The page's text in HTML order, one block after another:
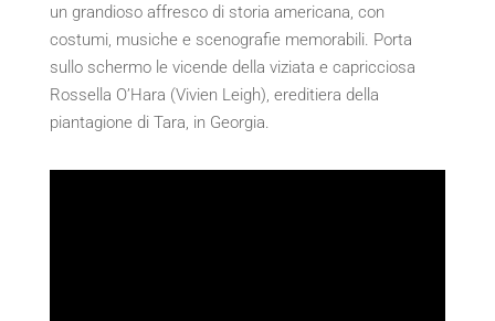
un grandioso affresco di storia americana, con
costumi, musiche e scenografie memorabili. Porta
sullo schermo le vicende della viziata e capricciosa
Rossella O’Hara (Vivien Leigh), ereditiera della
piantagione di Tara, in Georgia.